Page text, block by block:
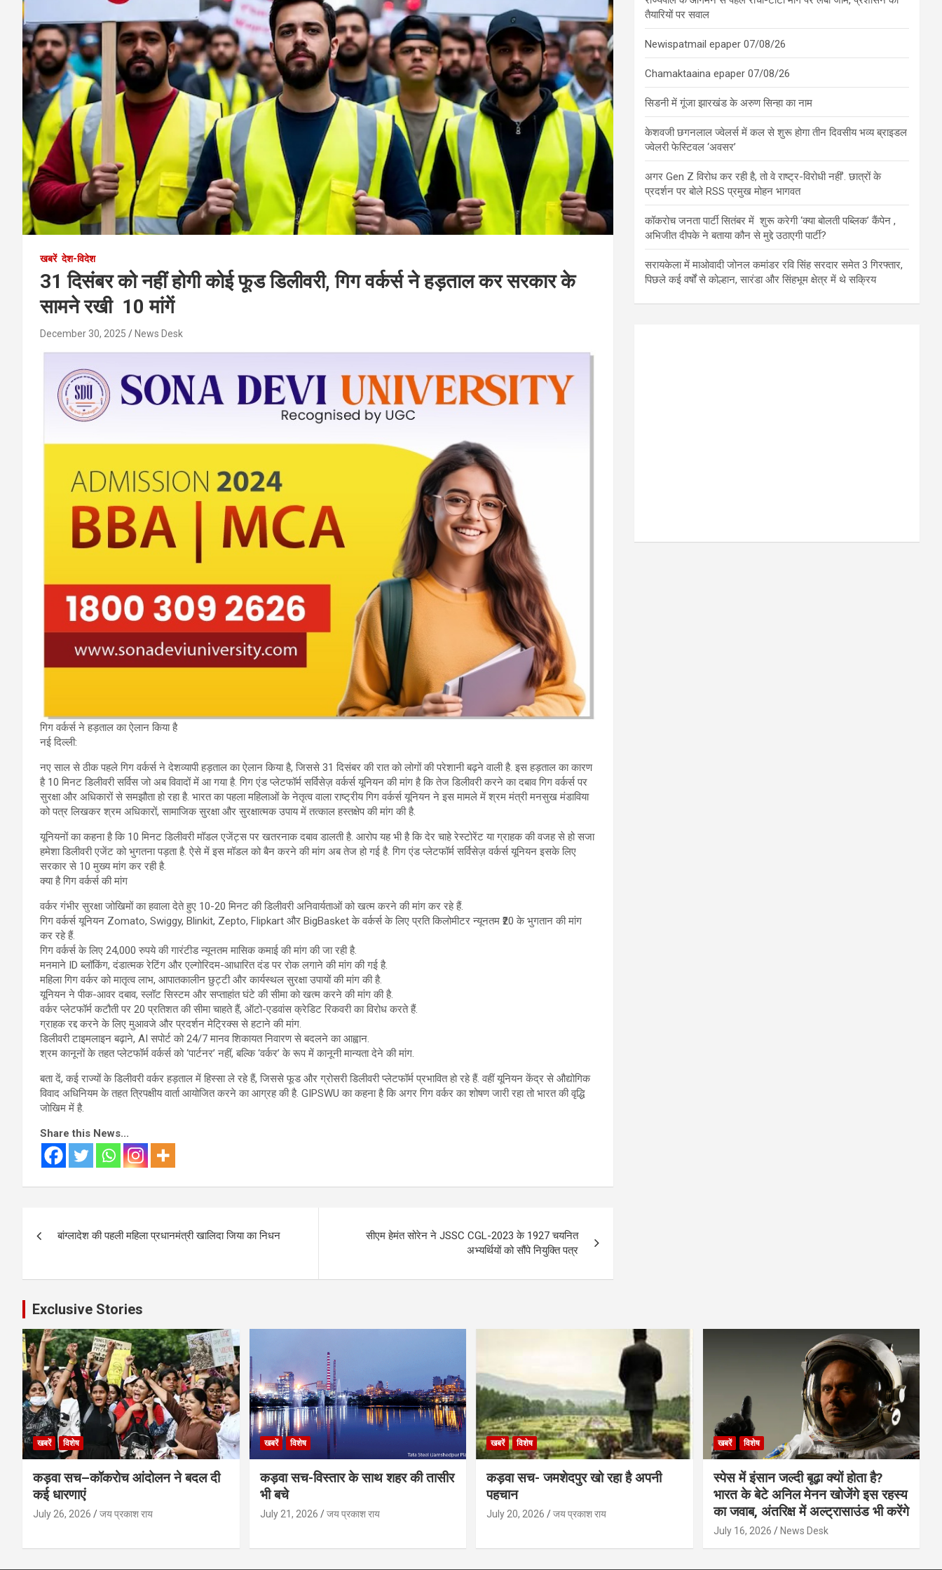
खबरें देश-विदेश
31 दिसंबर को नहीं होगी कोई फूड डिलीवरी, गिग वर्कर्स ने हड़ताल कर सरकार के
सामने रखी 10 मांगें
December 30, 2025 News Desk
गिग वर्कर्स ने हड़ताल का ऐलान किया है
नई दिल्ली:
नए साल से ठीक पहले गिग वर्कर्स ने देशव्यापी हड़ताल का ऐलान किया है, जिससे 31 दिसंबर की रात को लोगों की परेशानी बढ़ने वाली है. इस हड़ताल का कारण
है 10 मिनट डिलीवरी सर्विस जो अब विवादों में आ गया है. गिग एंड प्लेटफॉर्म सर्विसेज़ वर्कर्स यूनियन की मांग है कि तेज डिलीवरी करने का दबाव गिग वर्कर्स पर
सुरक्षा और अधिकारों से समझौता हो रहा है. भारत का पहला महिलाओं के नेतृत्व वाला राष्ट्रीय गिग वर्कर्स यूनियन ने इस मामले में श्रम मंत्री मनसुख मंडाविया
को पत्र लिखकर श्रम अधिकारों, सामाजिक सुरक्षा और सुरक्षात्मक उपाय में तत्काल हस्तक्षेप की मांग की है.
यूनियनों का कहना है कि 10 मिनट डिलीवरी मॉडल एजेंट्स पर खतरनाक दबाव डालती है. आरोप यह भी है कि देर चाहे रेस्टोरेंट या ग्राहक की वजह से हो सजा
हमेशा डिलीवरी एजेंट को भुगतना पड़ता है. ऐसे में इस मॉडल को बैन करने की मांग अब तेज हो गई है. गिग एंड प्लेटफॉर्म सर्विसेज़ वर्कर्स यूनियन इसके लिए
सरकार से 10 मुख्य मांग कर रही है.
क्या है गिग वर्कर्स की मांग
वर्कर गंभीर सुरक्षा जोखिमों का हवाला देते हुए 10-20 मिनट की डिलीवरी अनिवार्यताओं को खत्म करने की मांग कर रहे हैं.
गिग वर्कर्स यूनियन Zomato, Swiggy, Blinkit, Zepto, Flipkart और BigBasket के वर्कर्स के लिए प्रति किलोमीटर न्यूनतम ₹20 के भुगतान की मांग
कर रहे हैं.
गिग वर्कर्स के लिए 24,000 रुपये की गारंटीड न्यूनतम मासिक कमाई की मांग की जा रही है.
मनमाने ID ब्लॉकिंग, दंडात्मक रेटिंग और एल्गोरिदम-आधारित दंड पर रोक लगाने की मांग की गई है.
महिला गिग वर्कर को मातृत्व लाभ, आपातकालीन छुट्टी और कार्यस्थल सुरक्षा उपायों की मांग की है.
यूनियन ने पीक-आवर दबाव, स्लॉट सिस्टम और सप्ताहांत घंटे की सीमा को खत्म करने की मांग की है.
वर्कर प्लेटफॉर्म कटौती पर 20 प्रतिशत की सीमा चाहते हैं, ऑटो-एडवांस क्रेडिट रिकवरी का विरोध करते हैं.
ग्राहक रद्द करने के लिए मुआवजे और प्रदर्शन मेट्रिक्स से हटाने की मांग.
डिलीवरी टाइमलाइन बढ़ाने, AI सपोर्ट को 24/7 मानव शिकायत निवारण से बदलने का आह्वान.
श्रम कानूनों के तहत प्लेटफॉर्म वर्कर्स को ‘पार्टनर’ नहीं, बल्कि ‘वर्कर’ के रूप में कानूनी मान्यता देने की मांग.
बता दें, कई राज्यों के डिलीवरी वर्कर हड़ताल में हिस्सा ले रहे हैं, जिससे फूड और ग्रोसरी डिलीवरी प्लेटफॉर्म प्रभावित हो रहे हैं. वहीं यूनियन केंद्र से औद्योगिक
विवाद अधिनियम के तहत त्रिपक्षीय वार्ता आयोजित करने का आग्रह की है. GIPSWU का कहना है कि अगर गिग वर्कर का शोषण जारी रहा तो भारत की वृद्धि
जोखिम में है.
Share this News...
बांग्लादेश की पहली महिला प्रधानमंत्री खालिदा जिया का निधन
सीएम हेमंत सोरेन ने JSSC CGL-2023 के 1927 चयनित
अभ्यर्थियों को सौंपे नियुक्ति पत्र
तैयारियों पर सवाल
Newispatmail epaper 07/08/26
Chamaktaaina epaper 07/08/26
सिडनी में गूंजा झारखंड के अरुण सिन्हा का नाम
केशवजी छगनलाल ज्वेलर्स में कल से शुरू होगा तीन दिवसीय भव्य ब्राइडल
ज्वेलरी फेस्टिवल ‘अवसर’
अगर Gen Z विरोध कर रही है, तो वे राष्ट्र-विरोधी नहीं’. छात्रों के
प्रदर्शन पर बोले RSS प्रमुख मोहन भागवत
कॉकरोच जनता पार्टी सितंबर में शुरू करेगी ‘क्या बोलती पब्लिक’ कैंपेन ,
अभिजीत दीपके ने बताया कौन से मुद्दे उठाएगी पार्टी?
सरायकेला में माओवादी जोनल कमांडर रवि सिंह सरदार समेत 3 गिरफ्तार,
पिछले कई वर्षों से कोल्हान, सारंडा और सिंहभूम क्षेत्र में थे सक्रिय
Exclusive Stories
खबरें विशेष
कड़वा सच–कॉकरोच आंदोलन ने बदल दी
कई धारणाएं
July 26, 2026 जय प्रकाश राय
खबरें विशेष
कड़वा सच-विस्तार के साथ शहर की तासीर
भी बचे
July 21, 2026 जय प्रकाश राय
खबरें विशेष
कड़वा सच- जमशेदपुर खो रहा है अपनी
पहचान
July 20, 2026 जय प्रकाश राय
खबरें विशेष
स्पेस में इंसान जल्दी बूढ़ा क्यों होता है?
भारत के बेटे अनिल मेनन खोजेंगे इस रहस्य
का जवाब, अंतरिक्ष में अल्ट्रासाउंड भी करेंगे
July 16, 2026 News Desk